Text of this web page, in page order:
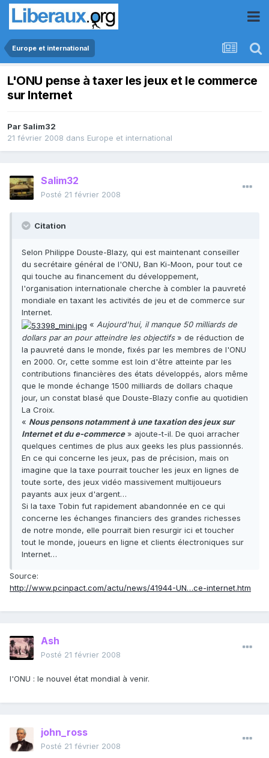
Europe et international
L'ONU pense à taxer les jeux et le commerce
sur Internet
Par Salim32
21 février 2008 dans Europe et international
Salim32
Posté 21 février 2008
Citation
Selon Philippe Douste-Blazy, qui est maintenant conseiller
du secrétaire général de l'ONU, Ban Ki-Moon, pour tout ce
qui touche au financement du développement,
l'organisation internationale cherche à combler la pauvreté
mondiale en taxant les activités de jeu et de commerce sur
Internet.
« Aujourd'hui, il manque 50 milliards de
dollars par an pour atteindre les objectifs» de réduction de
la pauvreté dans le monde, fixés par les membres de l'ONU
en 2000. Or, cette somme est loin d'être atteinte par les
contributions financières des états développés, alors même
que le monde échange 1500 milliards de dollars chaque
jour, un constat blasé que Douste-Blazy confie au quotidien
La Croix.
« Nous pensons notamment à une taxation des jeux sur
Internet et du e-commerce» ajoute-t-il. De quoi arracher
quelques centimes de plus aux geeks les plus passionnés.
En ce qui concerne les jeux, pas de précision, mais on
imagine que la taxe pourrait toucher les jeux en lignes de
toute sorte, des jeux vidéo massivement multijoueurs
payants aux jeux d'argent…
Si la taxe Tobin fut rapidement abandonnée en ce qui
concerne les échanges financiers des grandes richesses
de notre monde, elle pourrait bien resurgir ici et toucher
tout le monde, joueurs en ligne et clients électroniques sur
Internet…
Source:
http://www.pcinpact.com/actu/news/41944-UN…ce-internet.htm
Ash
Posté 21 février 2008
l'ONU : le nouvel état mondial à venir.
john_ross
Posté 21 février 2008